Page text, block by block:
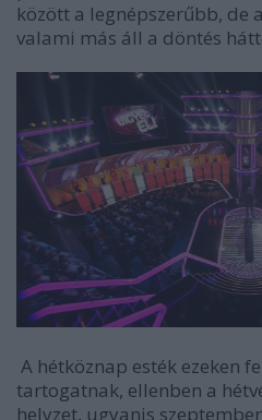
között a legnépszerűbb, de
valami más áll a döntés
A hétköznap esték ezeken
tartogatnak, ellenben a
helyzet, ugyanis